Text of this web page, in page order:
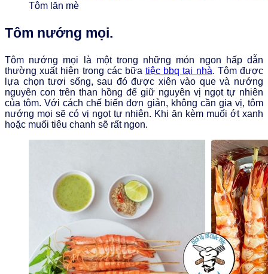
Tôm lăn mè
Tôm nướng mọi.
Tôm nướng mọi là một trong những món ngon hấp dẫn
thường xuất hiện trong các bữatiệc bbq tại nhà. Tôm được
lựa chọn tươi sống, sau đó được xiên vào que và nướng
nguyên con trên than hồng để giữ nguyên vị ngọt tự nhiên
của tôm. Với cách chế biến đơn giản, không cần gia vị, tôm
nướng mọi sẽ có vị ngọt tự nhiên. Khi ăn kèm muối ớt xanh
hoặc muối tiêu chanh sẽ rất ngon.